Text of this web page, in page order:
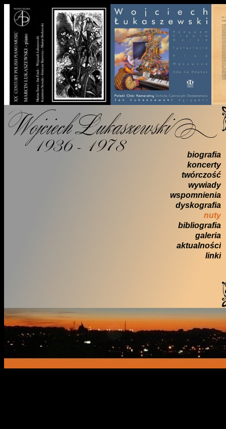
biografia
koncerty
twórczość
wywiady
wspomnienia
dyskografia
nuty
bibliografia
galeria
aktualności
linki